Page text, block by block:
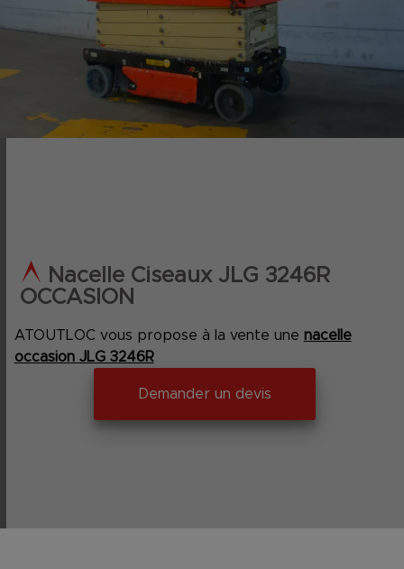
Nacelle Ciseaux JLG 3246R
OCCASION
ATOUTLOC vous propose à la vente une nacelle
occasion JLG 3246R
Demander un devis